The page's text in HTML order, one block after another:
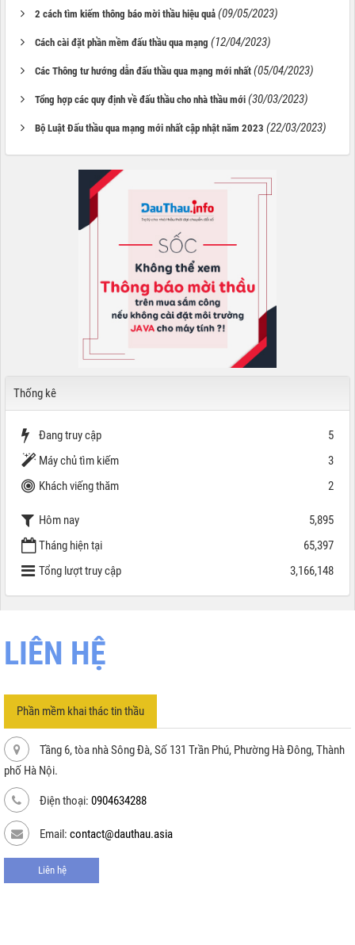
2 cách tìm kiếm thông báo mời thầu hiệu quả (09/05/2023)
Cách cài đặt phần mềm đấu thầu qua mạng (12/04/2023)
Các Thông tư hướng dẫn đấu thầu qua mạng mới nhất (05/04/2023)
Tổng hợp các quy định về đấu thầu cho nhà thầu mới (30/03/2023)
Bộ Luật Đấu thầu qua mạng mới nhất cập nhật năm 2023 (22/03/2023)
Thống kê
Đang truy cập
5
Máy chủ tìm kiếm
3
Khách viếng thăm
2
Hôm nay
5,895
Tháng hiện tại
65,397
Tổng lượt truy cập
3,166,148
LIÊN HỆ
Phần mềm khai thác tin thầu
Tầng 6, tòa nhà Sông Đà, Số 131 Trần Phú, Phường Hà Đông, Thành
phố Hà Nội.
Điện thoại: 0904634288
Email: contact@dauthau.asia
Liên hệ